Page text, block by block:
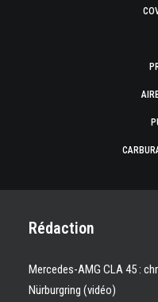
Rédaction
Mercedes-AMG CLA 45 :
Nürburgring (vidéo)